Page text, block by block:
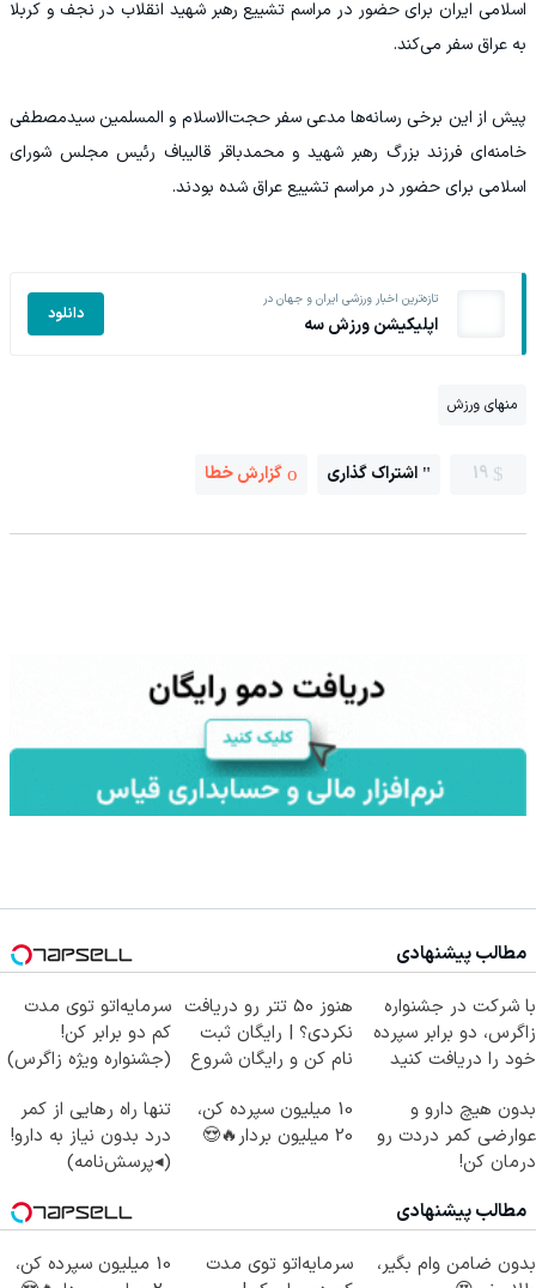
اسلامی ایران برای حضور در مراسم تشییع رهبر شهید انقلاب در نجف و کربلا
به عراق سفر می‌کند.
پیش از این برخی رسانه‌ها مدعی سفر حجت‌الاسلام و المسلمین سیدمصطفی
خامنه‌ای فرزند بزرگ رهبر شهید و محمدباقر قالیباف رئیس مجلس شورای
اسلامی برای حضور در مراسم تشییع عراق شده بودند.
تازه‌ترین اخبار ورزشی ایران و جهان در
اپلیکیشن ورزش سه دانلود
منهای ورزش
19 اشتراک گذاری گزارش خطا
مطالب پیشنهادی
با شرکت در جشنواره
زاگرس، دو برابر سپرده
خود را دریافت کنید
هنوز 50 تتر رو دریافت
نکردی؟ | رایگان ثبت
نام کن و رایگان شروع
سرمایه‌اتو توی مدت
کم دو برابر کن!
(جشنواره ویژه زاگرس)
بدون هیچ دارو و
عوارضی کمر دردت رو
درمان کن!
10 میلیون سپرده کن،
20 میلیون بردار🔥😍
تنها راه رهایی از کمر
درد بدون نیاز به دارو!
(◂پرسش‌نامه)
مطالب پیشنهادی
بدون ضامن وام بگیر،
سرمایه‌اتو توی مدت
10 میلیون سپرده کن،